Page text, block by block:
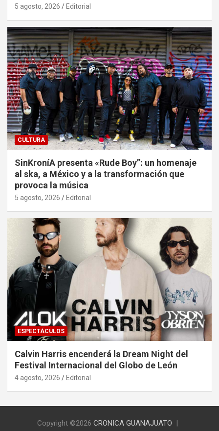
5 agosto, 2026 Editorial
CULTURA
SinKroníA presenta «Rude Boy”: un homenaje
al ska, a México y a la transformación que
provoca la música
5 agosto, 2026 Editorial
ESPECTÁCULOS
Calvin Harris encenderá la Dream Night del
Festival Internacional del Globo de León
4 agosto, 2026 Editorial
Copyright ©2026 CRONICA GUANAJUATO